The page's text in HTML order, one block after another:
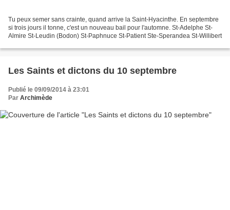
Tu peux semer sans crainte, quand arrive la Saint-Hyacinthe. En septembre
si trois jours il tonne, c'est un nouveau bail pour l'automne. St-Adelphe St-
Almire St-Leudin (Bodon) St-Paphnuce St-Patient Ste-Sperandea St-Willibert
Les Saints et dictons du 10 septembre
Publié le 09/09/2014 à 23:01
Par Archimède